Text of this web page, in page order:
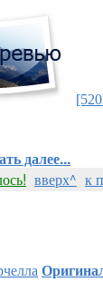
далее...
вверх^ к